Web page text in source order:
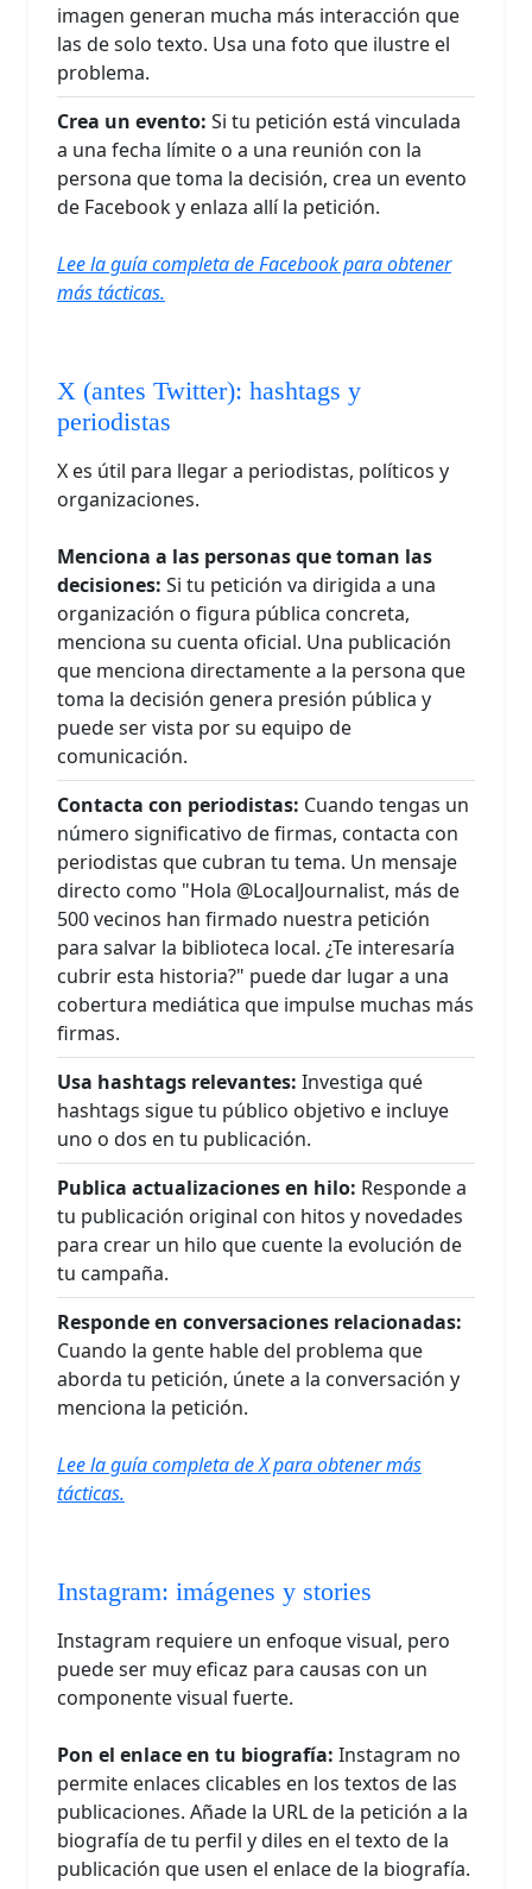
imagen generan mucha más interacción que
las de solo texto. Usa una foto que ilustre el
problema.
Crea un evento: Si tu petición está vinculada
a una fecha límite o a una reunión con la
persona que toma la decisión, crea un evento
de Facebook y enlaza allí la petición.
Lee la guía completa de Facebook para obtener
más tácticas.
X (antes Twitter): hashtags y
periodistas
X es útil para llegar a periodistas, políticos y
organizaciones.
Menciona a las personas que toman las
decisiones: Si tu petición va dirigida a una
organización o figura pública concreta,
menciona su cuenta oficial. Una publicación
que menciona directamente a la persona que
toma la decisión genera presión pública y
puede ser vista por su equipo de
comunicación.
Contacta con periodistas: Cuando tengas un
número significativo de firmas, contacta con
periodistas que cubran tu tema. Un mensaje
directo como "Hola @LocalJournalist, más de
500 vecinos han firmado nuestra petición
para salvar la biblioteca local. ¿Te interesaría
cubrir esta historia?" puede dar lugar a una
cobertura mediática que impulse muchas más
firmas.
Usa hashtags relevantes: Investiga qué
hashtags sigue tu público objetivo e incluye
uno o dos en tu publicación.
Publica actualizaciones en hilo: Responde a
tu publicación original con hitos y novedades
para crear un hilo que cuente la evolución de
tu campaña.
Responde en conversaciones relacionadas:
Cuando la gente hable del problema que
aborda tu petición, únete a la conversación y
menciona la petición.
Lee la guía completa de X para obtener más
tácticas.
Instagram: imágenes y stories
Instagram requiere un enfoque visual, pero
puede ser muy eficaz para causas con un
componente visual fuerte.
Pon el enlace en tu biografía: Instagram no
permite enlaces clicables en los textos de las
publicaciones. Añade la URL de la petición a la
biografía de tu perfil y diles en el texto de la
publicación que usen el enlace de la biografía.